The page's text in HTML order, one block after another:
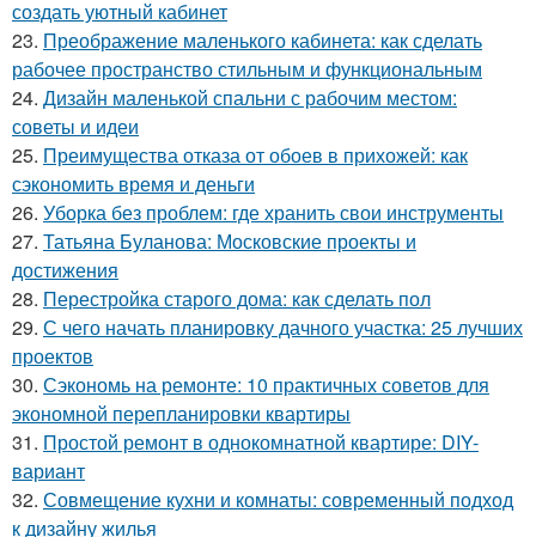
создать уютный кабинет
23. Преображение маленького кабинета: как сделать
рабочее пространство стильным и функциональным
24. Дизайн маленькой спальни с рабочим местом:
советы и идеи
25. Преимущества отказа от обоев в прихожей: как
сэкономить время и деньги
26. Уборка без проблем: где хранить свои инструменты
27. Татьяна Буланова: Московские проекты и
достижения
28. Перестройка старого дома: как сделать пол
29. С чего начать планировку дачного участка: 25 лучших
проектов
30. Сэкономь на ремонте: 10 практичных советов для
экономной перепланировки квартиры
31. Простой ремонт в однокомнатной квартире: DIY-
вариант
32. Совмещение кухни и комнаты: современный подход
к дизайну жилья